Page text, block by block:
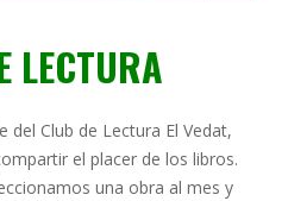
LECTURA
Club de Lectura El Vedat,
el placer de los libros.
una obra al mes y